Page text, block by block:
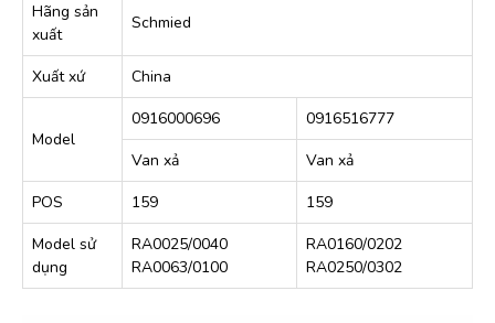
Hãng sản
xuất
Schmied
Xuất xứ China
Model
0916000696
0916516777
Van xả
Van xả
POS
159
159
Model sử
dụng
RA0025/0040
RA0063/0100
RA0160/0202
RA0250/0302